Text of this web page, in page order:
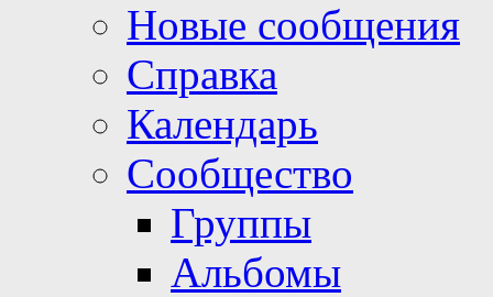
Новые сообщения
Справка
Календарь
Сообщество
Группы
Альбомы